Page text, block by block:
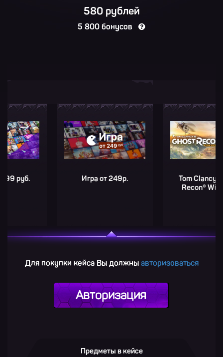
580 рублей
5 800 бонусов
Игра от 249р.
Tom Clancy's
Recon® Wildlands
Для покупки кейса Вы должны авторизоваться
Авторизация
Предметы в кейсе